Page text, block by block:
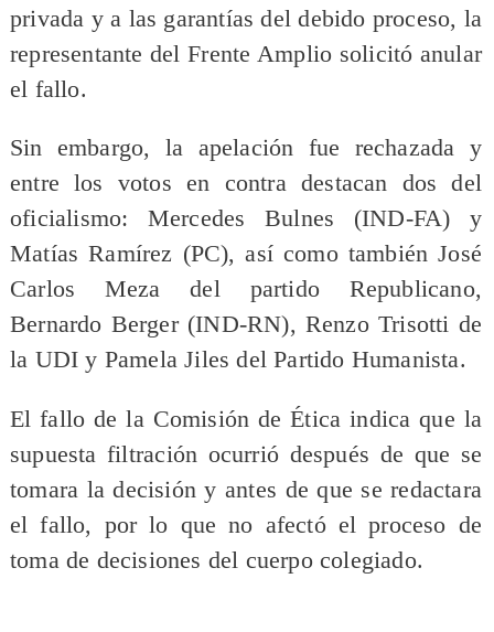
privada y a las garantías del debido proceso, la
representante del Frente Amplio solicitó anular
el fallo.
Sin embargo, la apelación fue rechazada y
entre los votos en contra destacan dos del
oficialismo: Mercedes Bulnes (IND-FA) y
Matías Ramírez (PC), así como también José
Carlos Meza del partido Republicano,
Bernardo Berger (IND-RN), Renzo Trisotti de
la UDI y Pamela Jiles del Partido Humanista.
El fallo de la Comisión de Ética indica que la
supuesta filtración ocurrió después de que se
tomara la decisión y antes de que se redactara
el fallo, por lo que no afectó el proceso de
toma de decisiones del cuerpo colegiado.